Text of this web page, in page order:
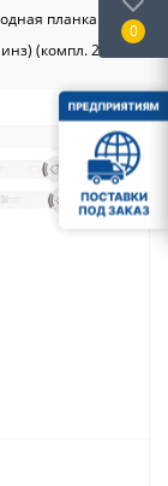
планка для
(компл. 2шт)
0